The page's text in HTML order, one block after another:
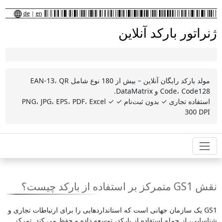
de| en
ژنراتور بارکد آنلاین
مولد بارکد رایگان آنلاین – بیش از 180 نوع شامل EAN-13، QR
Code، Code128 و DataMatrix.
استفاده تجاری ✓ بدون ثبت‌نام ✓ PNG، JPG، EPS، PDF، Excel ✓
300 DPI
نقش GS1 متمرکز بر استفاده از بارکد چیست؟
GS1 یک سازمان جهانی است که استانداردهایی را برای ارتباطات تجاری و